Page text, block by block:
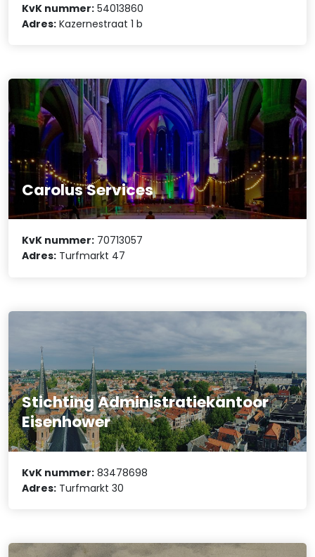
KvK nummer: 54013860
Adres: Kazernestraat 1 b
Carolus Services
KvK nummer: 70713057
Adres: Turfmarkt 47
Stichting Administratiekantoor
Eisenhower
KvK nummer: 83478698
Adres: Turfmarkt 30